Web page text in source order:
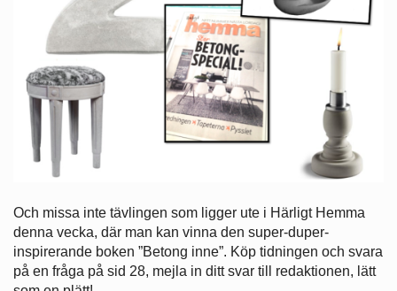
Och missa inte tävlingen som ligger ute i Härligt Hemma
denna vecka, där man kan vinna den super-duper-
inspirerande boken ”Betong inne”. Köp tidningen och svara
på en fråga på sid 28, mejla in ditt svar till redaktionen, lätt